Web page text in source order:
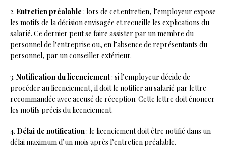
2. Entretien préalable : lors de cet entretien, l’employeur expose
les motifs de la décision envisagée et recueille les explications du
salarié. Ce dernier peut se faire assister par un membre du
personnel de l’entreprise ou, en l’absence de représentants du
personnel, par un conseiller extérieur.
3. Notification du licenciement: si l’employeur décide de
procéder au licenciement, il doit le notifier au salarié par lettre
recommandée avec accusé de réception. Cette lettre doit énoncer
les motifs précis du licenciement.
4. Délai de notification: le licenciement doit être notifié dans un
délai maximum d’un mois après l’entretien préalable.